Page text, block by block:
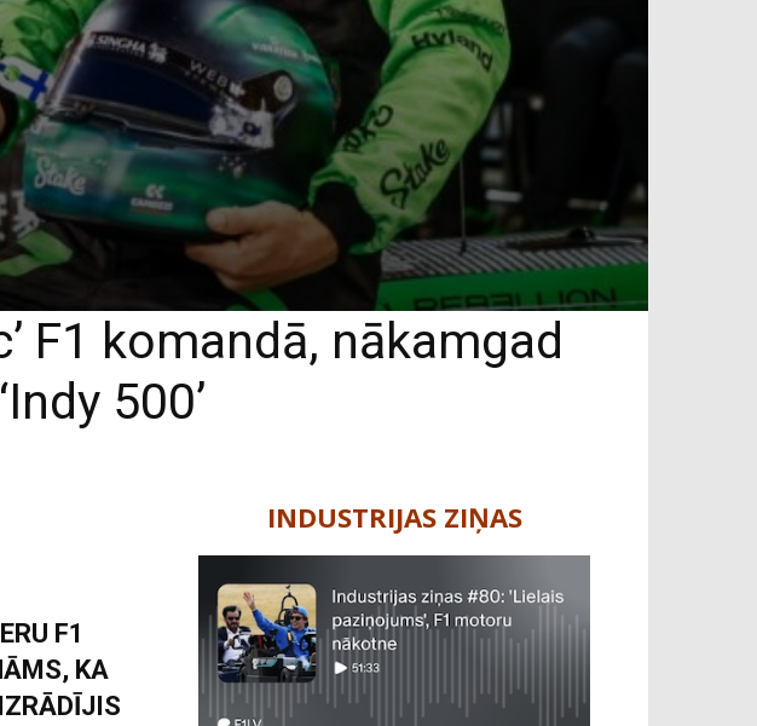
F1 komandā, nākamgad
500’
F1
KA
INDUSTRIJAS ZIŅAS